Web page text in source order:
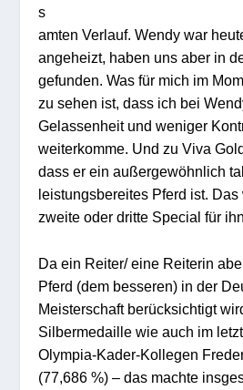
s
amten Verlauf. Wendy war
angeheizt, haben uns aber in
gefunden. Was für mich im
zu sehen ist, dass ich bei
Gelassenheit und weniger
weiterkomme. Und zu Viva
dass er ein außergewöhnlich
leistungsbereites Pferd ist. Das
zweite oder dritte Special für
Da ein Reiter/ eine Reiterin
Pferd (dem besseren) in der
Meisterschaft berücksichtigt
Silbermedaille wie auch im
Olympia-Kader-Kollegen
(77,686 %) – das machte